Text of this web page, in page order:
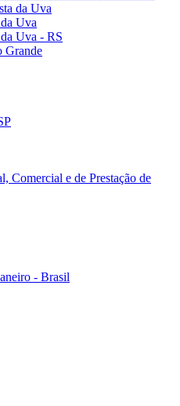
da Uva
Uva
Uva - RS
Grande
Comercial e de Prestação de
- Brasil